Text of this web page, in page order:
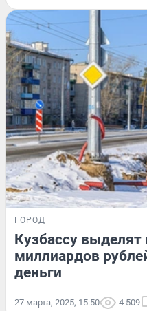
ГОРОД
Кузбассу выделят
миллиардов
деньги
27 марта, 2025, 15:50 4 509